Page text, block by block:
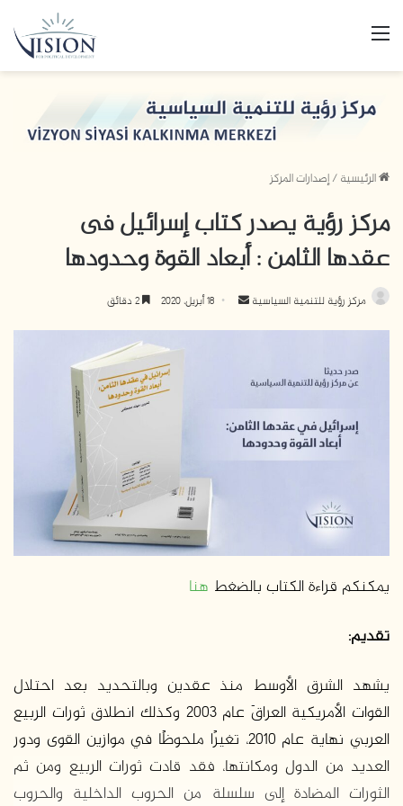
الرئيسية/إصدارات المركز
مركز رؤية يصدر كتاب إسرائيل فى
عقدها الثامن : أبعاد القوة وحدودها
مركز رؤية للتنمية السياسية
ي
ت
ر
18 أبريل، 2020
يمكنكم قراءة الكتاب بالضغط هنا
تقديم:
يشهد الشرق الأوسط منذ عقدين وبالتحديد بعد احتلال
القوات الأمريكية العراقَ عام 2003 وكذلك انطلاق ثورات الربيع
العربي نهاية عام 2010، تغيرًا ملحوظًا في موازين القوى ودور
العديد من الدول ومكانتها، فقد قادت ثورات الربيع ومن ثم
الثورات المضادة إلى سلسلة من الحروب الداخلية والحروب